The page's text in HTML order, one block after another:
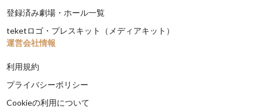
登録済み劇場・ホール一覧
teketロゴ・プレスキット（メディアキット）
運営会社情報
利用規約
プライバシーポリシー
Cookieの利用について